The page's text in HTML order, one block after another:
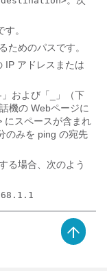
。
ためのパスです。
IP アドレスまたは
および「_」（下
機の Webページに
にスペースが含まれ
のみを ping の宛先
る場合、次のよう